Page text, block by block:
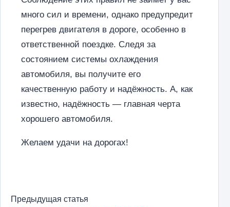
много сил и времени, однако предупредит
перегрев двигателя в дороге, особенно в
ответственной поездке. Следя за
состоянием системы охлаждения
автомобиля, вы получите его
качественную работу и надёжность. А, как
известно, надёжность — главная черта
хорошего автомобиля.
Желаем удачи на дорогах!
Предыдущая статья